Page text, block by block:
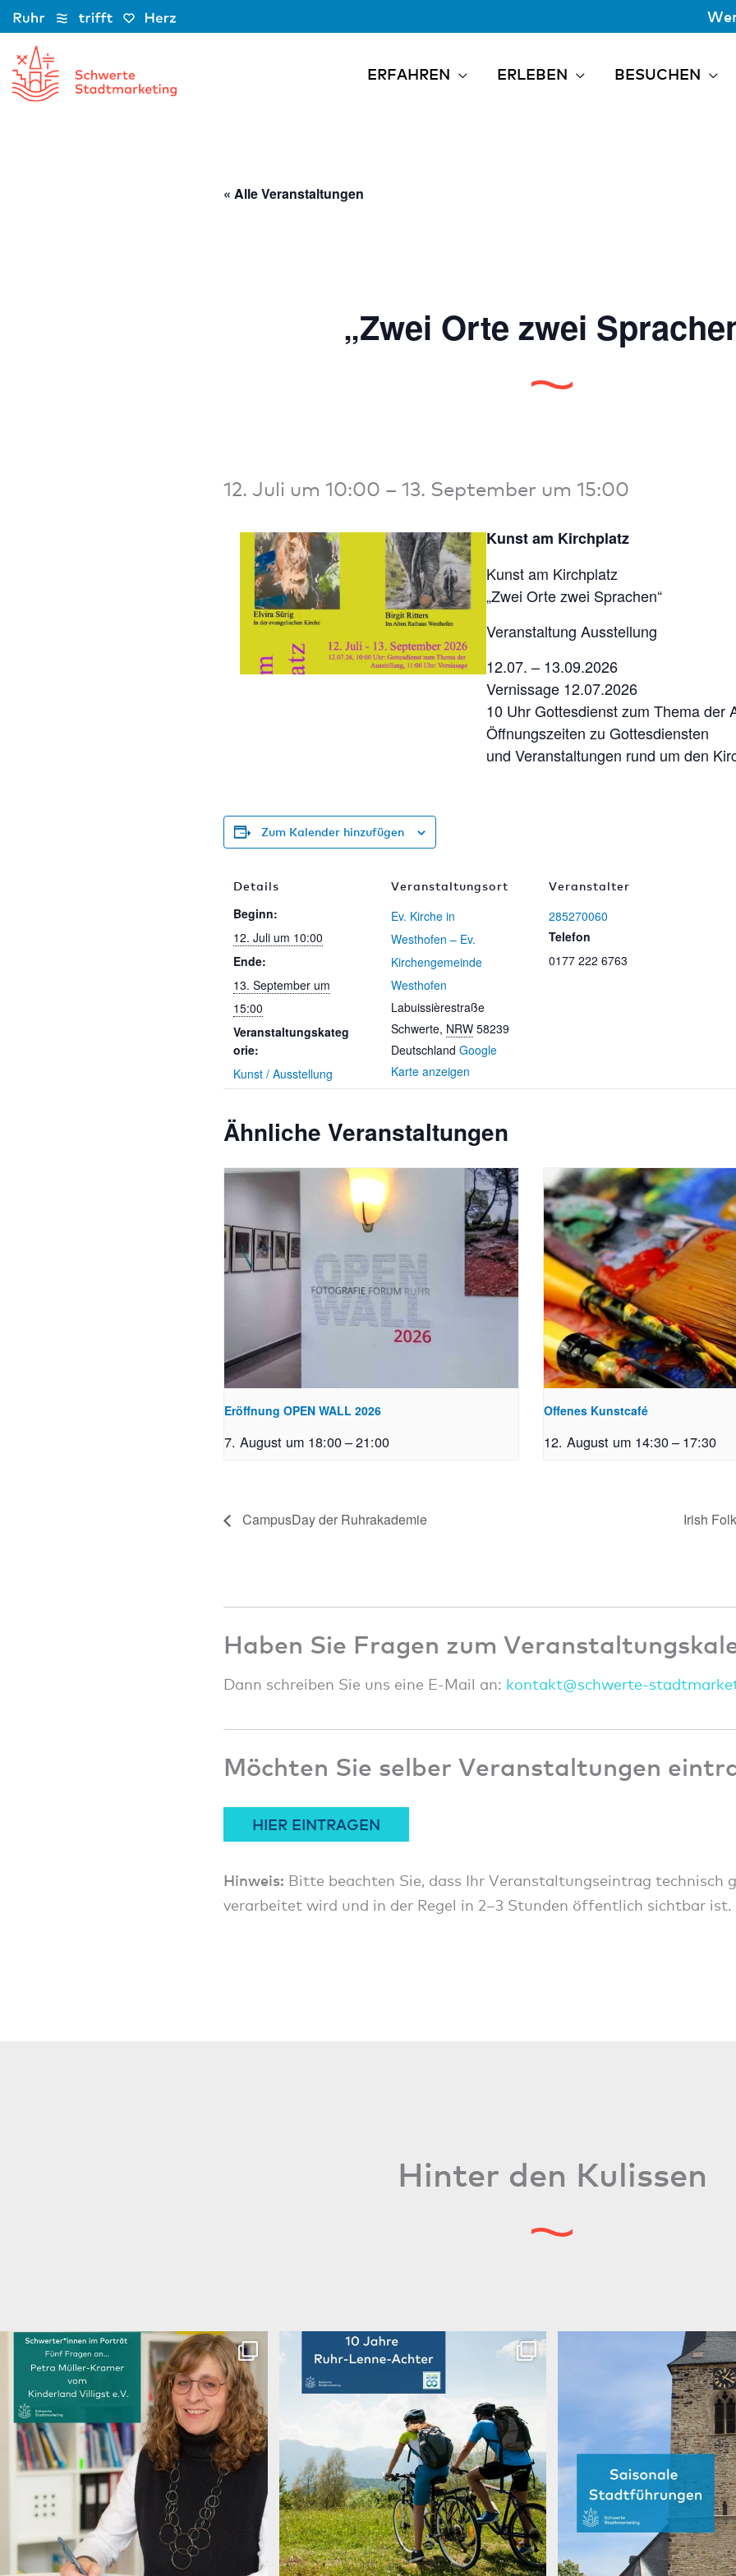
Zum
Inhalt
springen
ERFAHREN ERLEBEN BESUCHEN
« Alle Veranstaltungen
„Zwei Orte zwei
12. Juli um 10:00 – 13. September um 15:00
Kunst am Kirchplatz
Kunst am Kirchplatz
„Zwei Orte zwei Sprachen“
Veranstaltung Ausstellung
12.07. – 13.09.2026
Vernissage 12.07.2026
10 Uhr Gottesdienst zum Thema der
Öffnungszeiten zu Gottesdiensten
und Veranstaltungen rund um den
Zum Kalender hinzufügen
Details
Beginn:
12. Juli um 10:00
Ende:
13. September um
15:00
Veranstaltungskateg
orie:
Kunst / Ausstellung
Veranstaltungsort
Ev. Kirche in
Westhofen – Ev.
Kirchengemeinde
Westhofen
Labuissièrestraße
Schwerte, NRW 58239
Deutschland Google
Karte anzeigen
Veranstalter
285270060
Telefon
0177 222 6763
Ähnliche Veranstaltungen
Eröffnung OPEN WALL 2026
7. August um 18:00–21:00
Offenes Kunstcafé
12. August um 14:30– 17:30
CampusDay der Ruhrakademie Irish
Haben Sie Fragen zum
Dann schreiben Sie uns eine E-Mail an: kontakt@schwerte-stadtmar
Möchten Sie selber Veranstaltungen
HIER EINTRAGEN
Hinweis: Bitte beachten Sie, dass Ihr Veranstaltungseintrag technisch
verarbeitet wird und in der Regel in 2–3 Stunden öffentlich sichtbar ist.
Hinter den Kulissen